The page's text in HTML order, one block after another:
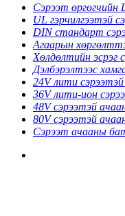
Сэрээт өргөгчийн
UL гэрчилгээтэй
DIN стандарт
Агаарын
Хөлдөлтийн эсрэг
Дэлбэрэлтээс
24V лити
36V лити-ион
48V сэрээтэй
80V сэрээтэй
Сэрээт ачааны